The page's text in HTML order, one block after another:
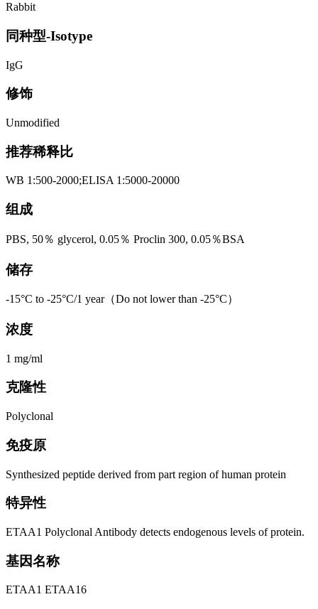
Rabbit
同种型-Isotype
IgG
修饰
Unmodified
推荐稀释比
WB 1:500-2000;ELISA 1:5000-20000
组成
PBS, 50％ glycerol, 0.05％ Proclin 300, 0.05％BSA
储存
-15°C to -25°C/1 year（Do not lower than -25°C）
浓度
1 mg/ml
克隆性
Polyclonal
免疫原
Synthesized peptide derived from part region of human protein
特异性
ETAA1 Polyclonal Antibody detects endogenous levels of protein.
基因名称
ETAA1 ETAA16